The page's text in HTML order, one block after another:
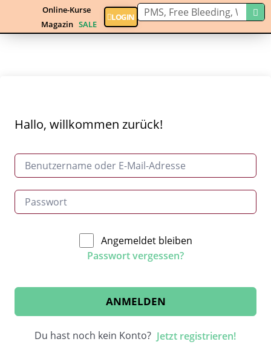
Online-Kurse
Magazin SALE
LOGIN
Hallo, willkommen zurück!
Angemeldet bleiben
Passwort vergessen?
ANMELDEN
Du hast noch kein Konto? Jetzt registrieren!